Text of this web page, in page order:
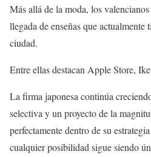
Más allá de la moda, los
llegada de enseñas que actualmente
ciudad.
Entre ellas destacan Apple Store,
La firma japonesa continúa
selectiva y un proyecto de la
perfectamente dentro de su
cualquier posibilidad sigue siendo